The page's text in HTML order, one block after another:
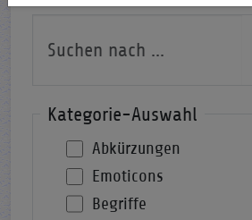
Kategorie-Auswahl
Abkürzungen
Emoticons
Begriffe